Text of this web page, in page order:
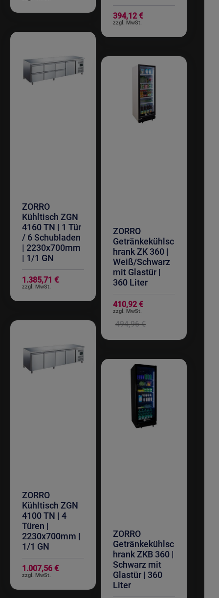
ZORRO
Kühltisch ZGN
4160 TN | 1 Tür
/ 6 Schubladen
| 2230x700mm
| 1/1 GN
1.385,71 €
ZORRO
Kühltisch ZGN
4100 TN | 4
Türen |
2230x700mm |
1/1 GN
1.007,56 €
394,12 €
ZORRO
Getränkekühlsc
hrank ZK 360 |
Weiß/Schwarz
mit Glastür |
360 Liter
410,92 €
494,96 €
ZORRO
Getränkekühlsc
hrank ZKB 360 |
Schwarz mit
Glastür | 360
Liter